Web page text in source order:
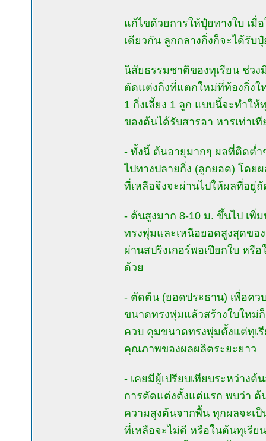
แก้ไขด้วยการให้ปุ๋ยทางใบ เ
เดียวกัน ลูกกลางกิ่งก็จะได้รับ
นิสัยธรรมชาติของทุเรียน ช่ว
ตัดแต่งกิ่งที่แตกใหม่ที่ท้องกิ่งใ
1 กิ่งเลี้ยง 1 ลูก แบบนี้จะทำให้
ของต้นได้รับสารอา หารเท่าเ
- ทั้งนี้ ต้นอายุมากๆ ผลที่ติดต่
ไปทางปลายกิ่ง (ลูกยอด) โดย
ที่เหลือจึงจะผ่านไปให้ผลที่อยู่
- ต้นสูงมาก 8-10 ม. ขึ้นไป เพิ่
ทรงพุ่มและเหนือยอดสูงสุดขอ
ผ่านสปริงเกอร์พอเปียกใบ ห
ด้วย
- ตัดต้น (ยอดประธาน) เพื่อคว
ขนาดทรงพุ่มแล้วสร้างใบใหม่
ควบ คุมขนาดทรงพุ่มตั้งแต่ทุเ
คุณภาพของผลผลิตระยะยาว
- เคยมีผู้เปรียบเทียบระหว่าง
การตัดแต่งตั้งแต่แรก พบว่า
ความสูงต้นจากพื้น ทุกผลจะเ
ที่เหลือจะไม่ดี หรือในต้นทุเรี